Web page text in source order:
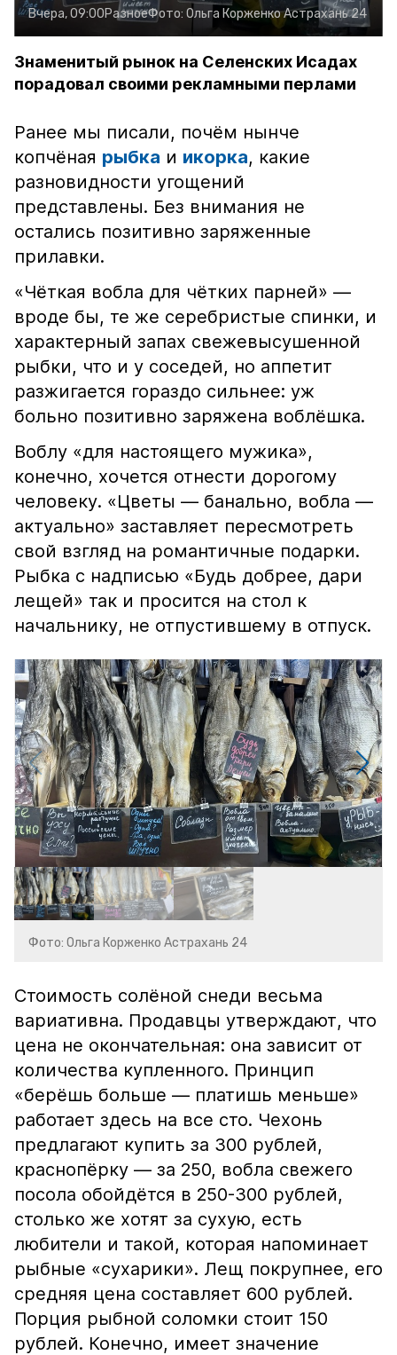
Вчера, 09:00РазноеФото: Ольга КорженкоАстрахань 24
Знаменитый рынок на Селенских Исадах
порадовал своими рекламными перлами
Ранее мы писали, почём нынче
копчёная рыбка и икорка, какие
разновидности угощений
представлены. Без внимания не
остались позитивно заряженные
прилавки.
«Чёткая вобла для чётких парней» —
вроде бы, те же серебристые спинки, и
характерный запах свежевысушенной
рыбки, что и у соседей, но аппетит
разжигается гораздо сильнее: уж
больно позитивно заряжена воблёшка.
Воблу «для настоящего мужика»,
конечно, хочется отнести дорогому
человеку. «Цветы — банально, вобла —
актуально» заставляет пересмотреть
свой взгляд на романтичные подарки.
Рыбка с надписью «Будь добрее, дари
лещей» так и просится на стол к
начальнику, не отпустившему в отпуск.
Фото: Ольга Корженко Астрахань 24
Стоимость солёной снеди весьма
вариативна. Продавцы утверждают, что
цена не окончательная: она зависит от
количества купленного. Принцип
«берёшь больше — платишь меньше»
работает здесь на все сто. Чехонь
предлагают купить за 300 рублей,
краснопёрку — за 250, вобла свежего
посола обойдётся в 250-300 рублей,
столько же хотят за сухую, есть
любители и такой, которая напоминает
рыбные «сухарики». Лещ покрупнее, его
средняя цена составляет 600 рублей.
Порция рыбной соломки стоит 150
рублей. Конечно, имеет значение